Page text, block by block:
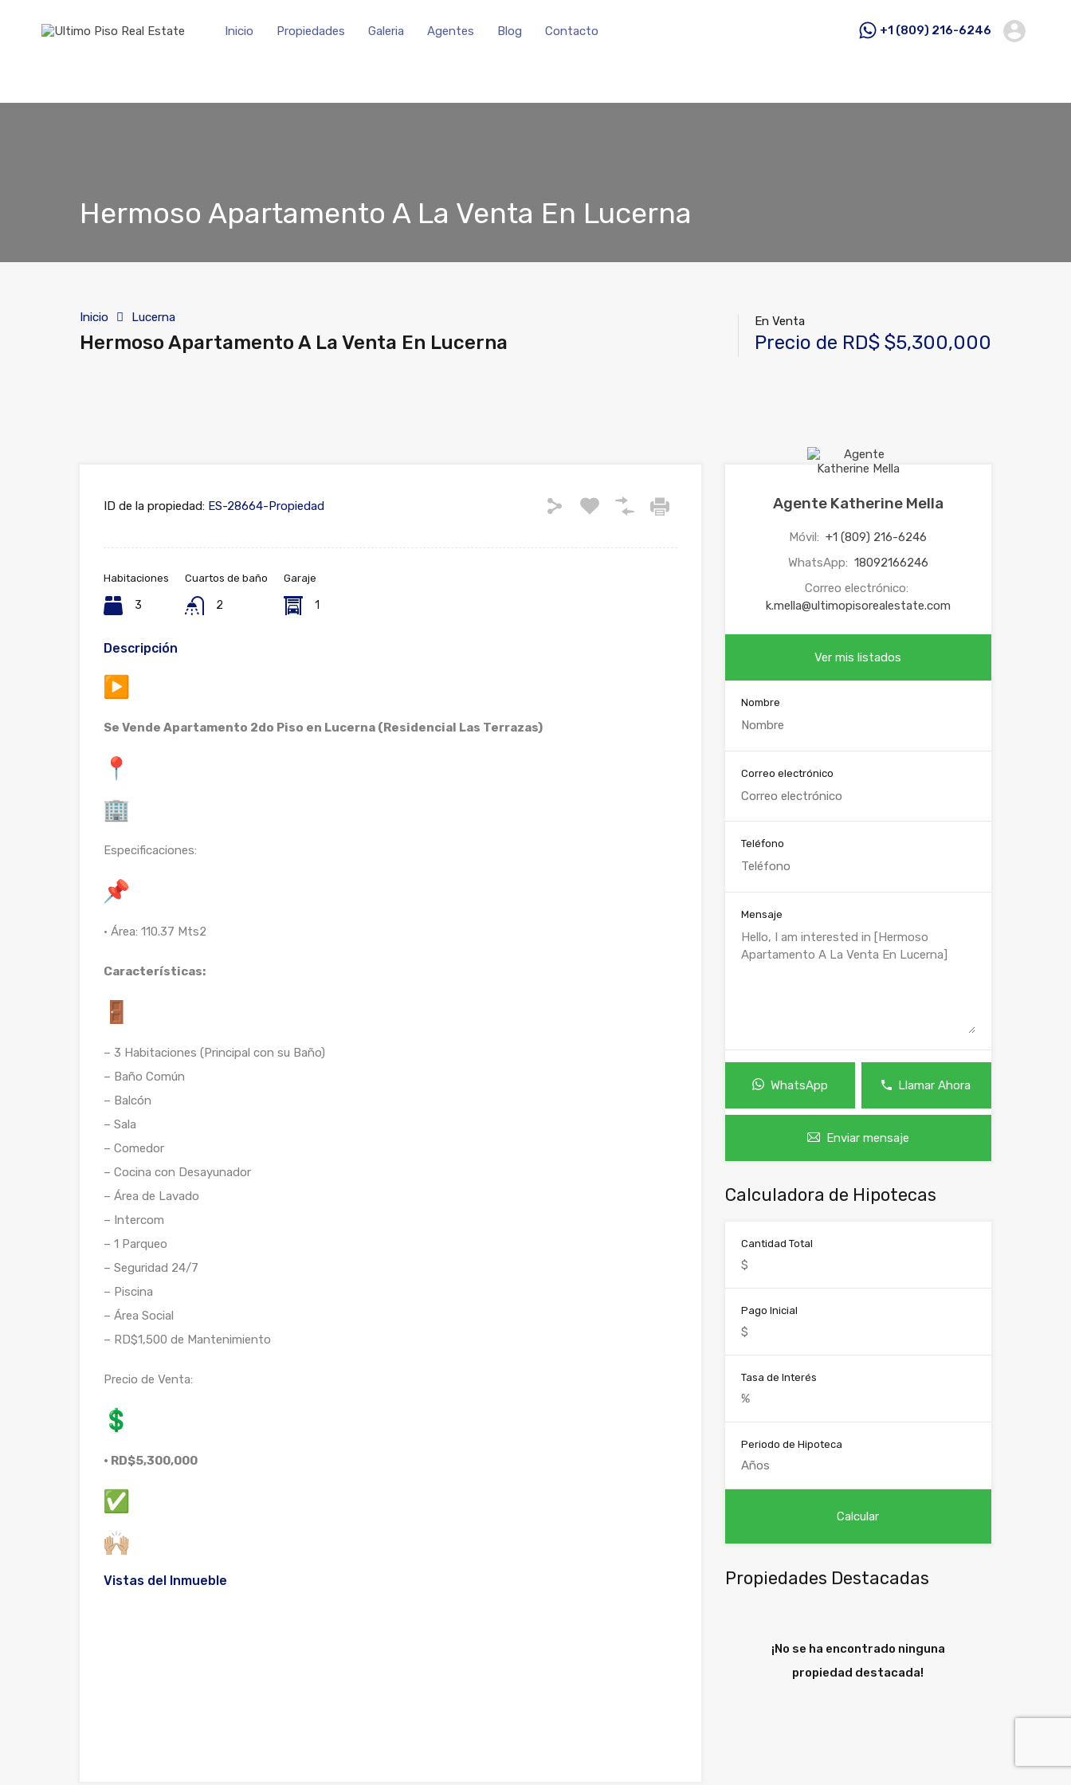
Inicio Propiedades Galeria Agentes Blog Contacto +1 (809) 216-6246
Hermoso Apartamento A La Venta En Lucerna
Inicio Lucerna
Hermoso Apartamento A La Venta En Lucerna
En Venta
Precio de RD$ $5,300,000
ID de la propiedad: ES-28664-Propiedad
Habitaciones
3
Cuartos de baño
2
Garaje
1
Descripción
Se Vende Apartamento 2do Piso en Lucerna (Residencial Las Terrazas)
Especificaciones:
• Área: 110.37 Mts2
Características:
– 3 Habitaciones (Principal con su Baño)
– Baño Común
– Balcón
– Sala
– Comedor
– Cocina con Desayunador
– Área de Lavado
– Intercom
– 1 Parqueo
– Seguridad 24/7
– Piscina
– Área Social
– RD$1,500 de Mantenimiento
Precio de Venta:
• RD$5,300,000
Vistas del Inmueble
Agente Katherine Mella
Móvil: +1 (809) 216-6246
WhatsApp: 18092166246
Correo electrónico:
k.mella@ultimopisorealestate.com
Ver mis listados
Nombre
Correo electrónico
Teléfono
Mensaje
WhatsApp Llamar Ahora
Enviar mensaje
Calculadora de Hipotecas
Cantidad Total
Pago Inicial
Tasa de Interés
Periodo de Hipoteca
Propiedades Destacadas
¡No se ha encontrado ninguna
propiedad destacada!